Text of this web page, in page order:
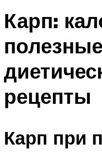
Карп:
рецепты
Карп при